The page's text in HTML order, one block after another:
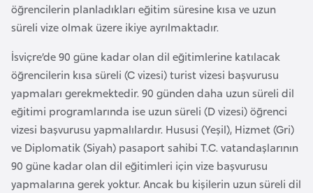
öğrencilerin planladıkları eğitim süresine kısa ve uzun
süreli vize olmak üzere ikiye ayrılmaktadır.
İsviçre’de 90 güne kadar olan dil eğitimlerine katılacak
öğrencilerin kısa süreli (C vizesi) turist vizesi başvurusu
yapmaları gerekmektedir. 90 günden daha uzun süreli dil
eğitimi programlarında ise uzun süreli (D vizesi) öğrenci
vizesi başvurusu yapmalılardır. Hususi (Yeşil), Hizmet (Gri)
ve Diplomatik (Siyah) pasaport sahibi T.C. vatandaşlarının
90 güne kadar olan dil eğitimleri için vize başvurusu
yapmalarına gerek yoktur. Ancak bu kişilerin uzun süreli dil
G
ü
n
e
y
S
u
d
a
n